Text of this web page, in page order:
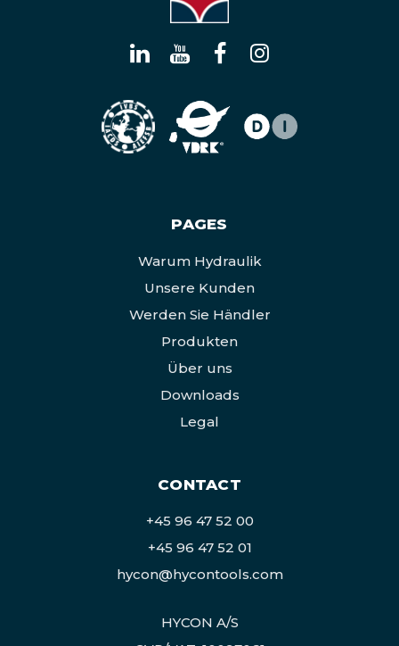
PAGES
Warum Hydraulik
Unsere Kunden
Werden Sie Händler
Produkten
Über uns
Downloads
Legal
CONTACT
+45 96 47 52 00
+45 96 47 52 01
hycon@hycontools.com
HYCON A/S